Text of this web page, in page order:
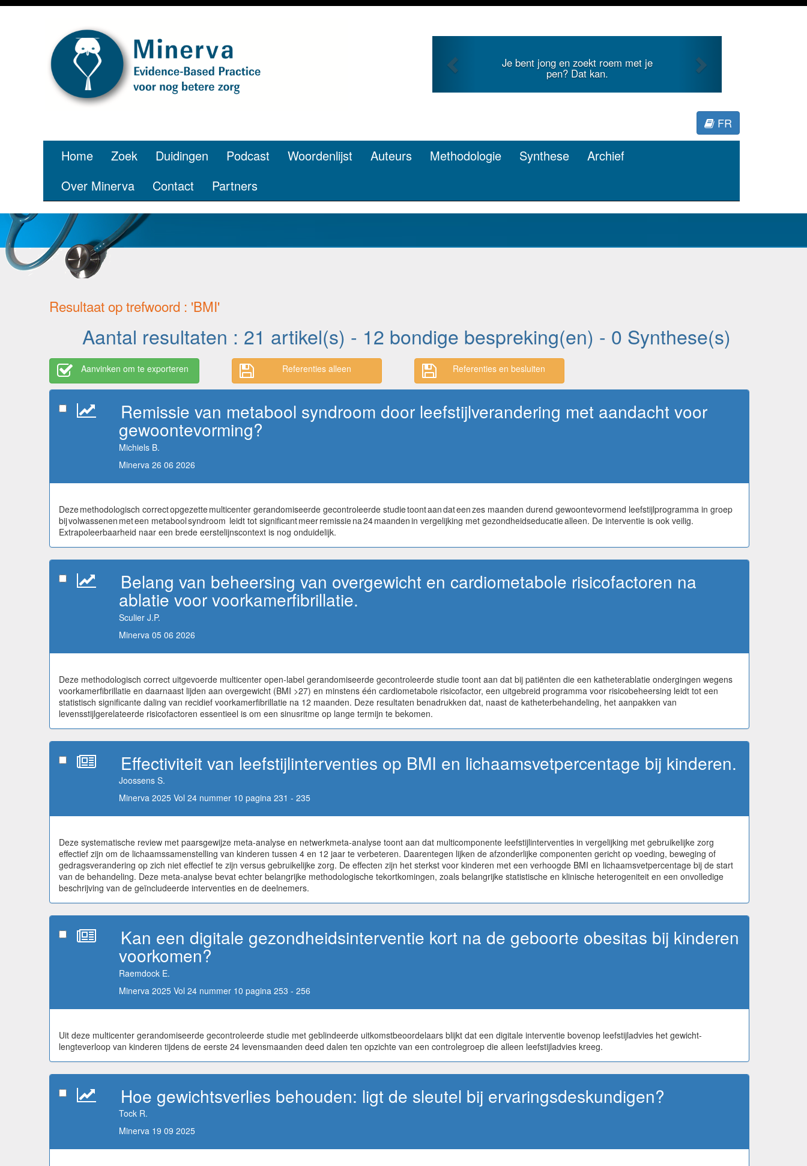
Je bent jong en zoekt roem met je
pen? Dat kan.
Je duidt internationale literatuur voor
Minerva.
FR
Home Zoek Duidingen Podcast Woordenlijst Auteurs Methodologie Synthese
Archief
Over Minerva
Contact Partners
Resultaat op trefwoord : 'BMI'
Aantal resultaten : 21 artikel(s) - 12 bondige bespreking(en) - 0 Synthese(s)
Aanvinken om te exporteren Referenties alleen Referenties en besluiten
Remissie van metabool syndroom door leefstijlverandering met aandacht voor
gewoontevorming?
Michiels B.
Minerva 26 06 2026
Deze methodologisch correct opgezette multicenter gerandomiseerde gecontroleerde studie toont aan dat een zes maanden durend gewoontevormend leefstijlprogramma in groep
bij volwassenen met een metabool syndroom leidt tot significant meer remissie na 24 maanden in vergelijking met gezondheidseducatie alleen. De interventie is ook veilig.
Extrapoleerbaarheid naar een brede eerstelijnscontext is nog onduidelijk.
Belang van beheersing van overgewicht en cardiometabole risicofactoren na
ablatie voor voorkamerfibrillatie.
Sculier J.P.
Minerva 05 06 2026
Deze methodologisch correct uitgevoerde multicenter open-label gerandomiseerde gecontroleerde studie toont aan dat bij patiënten die een katheterablatie ondergingen wegens
voorkamerfibrillatie en daarnaast lijden aan overgewicht (BMI >27) en minstens één cardiometabole risicofactor, een uitgebreid programma voor risicobeheersing leidt tot een
statistisch significante daling van recidief voorkamerfibrillatie na 12 maanden. Deze resultaten benadrukken dat, naast de katheterbehandeling, het aanpakken van
levensstijlgerelateerde risicofactoren essentieel is om een sinusritme op lange termijn te bekomen.
Effectiviteit van leefstijlinterventies op BMI en lichaamsvetpercentage bij kinderen.
Joossens S.
Minerva 2025 Vol 24 nummer 10 pagina 231 - 235
Deze systematische review met paarsgewijze meta-analyse en netwerkmeta-analyse toont aan dat multicomponente leefstijlinterventies in vergelijking met gebruikelijke zorg
effectief zijn om de lichaamssamenstelling van kinderen tussen 4 en 12 jaar te verbeteren. Daarentegen lijken de afzonderlijke componenten gericht op voeding, beweging of
gedragsverandering op zich niet effectief te zijn versus gebruikelijke zorg. De effecten zijn het sterkst voor kinderen met een verhoogde BMI en lichaamsvetpercentage bij de start
van de behandeling. Deze meta-analyse bevat echter belangrijke methodologische tekortkomingen, zoals belangrijke statistische en klinische heterogeniteit en een onvolledige
beschrijving van de geïncludeerde interventies en de deelnemers.
Kan een digitale gezondheidsinterventie kort na de geboorte obesitas bij kinderen
voorkomen?
Raemdock E.
Minerva 2025 Vol 24 nummer 10 pagina 253 - 256
Uit deze multicenter gerandomiseerde gecontroleerde studie met geblindeerde uitkomstbeoordelaars blijkt dat een digitale interventie bovenop leefstijladvies het gewicht-
lengteverloop van kinderen tijdens de eerste 24 levensmaanden deed dalen ten opzichte van een controlegroep die alleen leefstijladvies kreeg.
Hoe gewichtsverlies behouden: ligt de sleutel bij ervaringsdeskundigen?
Tock R.
Minerva 19 09 2025